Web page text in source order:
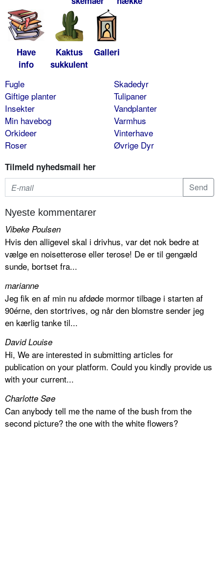
Have
info
Kaktus
sukkulent
Galleri
Fugle
Giftige planter
Insekter
Min havebog
Orkideer
Roser
Skadedyr
Tulipaner
Vandplanter
Varmhus
Vinterhave
Øvrige Dyr
Tilmeld nyhedsmail her
Nyeste kommentarer
Vibeke Poulsen
Hvis den alligevel skal i drivhus, var det nok bedre at
vælge en noisetterose eller terose! De er til gengæld
sunde, bortset fra...
marianne
Jeg fik en af min nu afdøde mormor tilbage i starten af
90érne, den stortrives, og når den blomstre sender jeg
en kærlig tanke til...
David Louise
Hi, We are interested in submitting articles for
publication on your platform. Could you kindly provide us
with your current...
Charlotte Søe
Can anybody tell me the name of the bush from the
second picture? the one with the white flowers?